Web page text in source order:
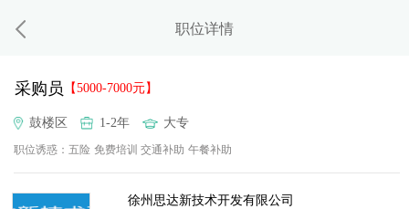
职位详情
采购员 【5000-7000元】
鼓楼区 1-2年 大专
职位诱惑： 五险 免费培训 交通补助 午餐补助
徐州思达新技术开发有限公司